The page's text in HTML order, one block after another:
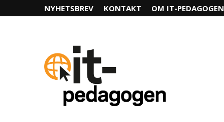
NYHETSBREV KONTAKT OM IT-PEDAGOGEN